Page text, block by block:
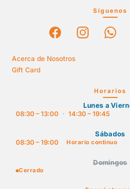
Síguenos
Acerca de Nosotros
Gift Card
Horarios
Lunes a
08:30 – 13:00
· 14:30 – 19:45
Sábados
08:30 – 19:00
Horario continuo
Domingos
Cerrado